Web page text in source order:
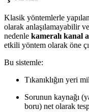
Klasik yöntemlerle
olarak anlaşılamayabilir
nedenle kameralı kanal
etkili yöntem olarak öne
Bu sistemle:
Tıkanıklığın yeri
Sorunun kaynağı
boru) net olarak